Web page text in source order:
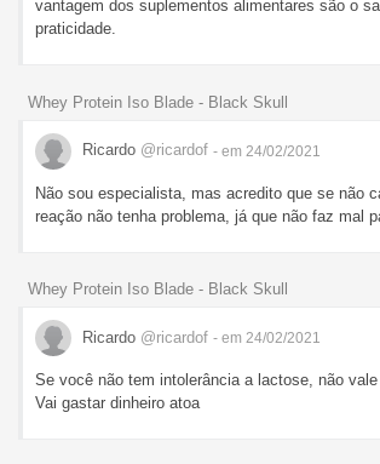
vantagem dos suplementos alimentares são o
praticidade.
Whey Protein Iso Blade - Black Skull
Ricardo @ricardof - em 24/02/2021
Não sou especialista, mas acredito que se não
reação não tenha problema, já que não faz mal
Whey Protein Iso Blade - Black Skull
Ricardo @ricardof - em 24/02/2021
Se você não tem intolerância a lactose, não vale
Vai gastar dinheiro atoa